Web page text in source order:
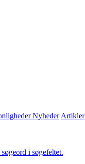
Nyheder Artikler
i søgefeltet.